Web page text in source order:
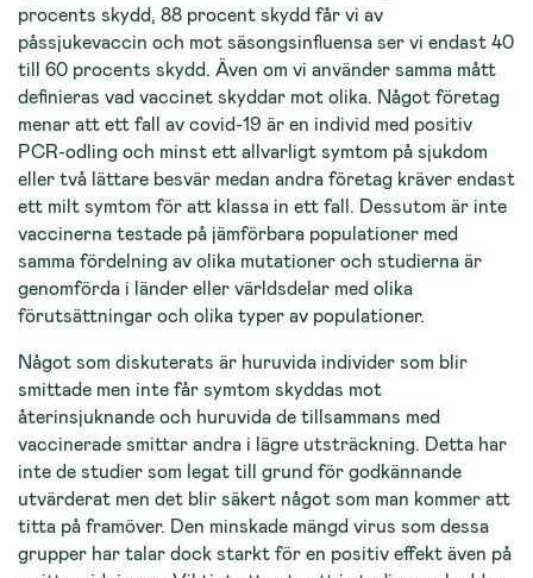
procents skydd, 88 procent skydd får vi av
påssjukevaccin och mot säsongsinfluensa ser vi endast 40
till 60 procents skydd. Även om vi använder samma mått
definieras vad vaccinet skyddar mot olika. Något företag
menar att ett fall av covid-19 är en individ med positiv
PCR-odling och minst ett allvarligt symtom på sjukdom
eller två lättare besvär medan andra företag kräver endast
ett milt symtom för att klassa in ett fall. Dessutom är inte
vaccinerna testade på jämförbara populationer med
samma fördelning av olika mutationer och studierna är
genomförda i länder eller världsdelar med olika
förutsättningar och olika typer av populationer.
Något som diskuterats är huruvida individer som blir
smittade men inte får symtom skyddas mot
återinsjuknande och huruvida de tillsammans med
vaccinerade smittar andra i lägre utsträckning. Detta har
inte de studier som legat till grund för godkännande
utvärderat men det blir säkert något som man kommer att
titta på framöver. Den minskade mängd virus som dessa
grupper har talar dock starkt för en positiv effekt även på